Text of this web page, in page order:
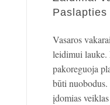
Paslapties
Vasaros
leidimui lauke.
pakoreguoja
būti
įdomias